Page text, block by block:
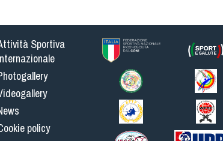
Sportiva
policy